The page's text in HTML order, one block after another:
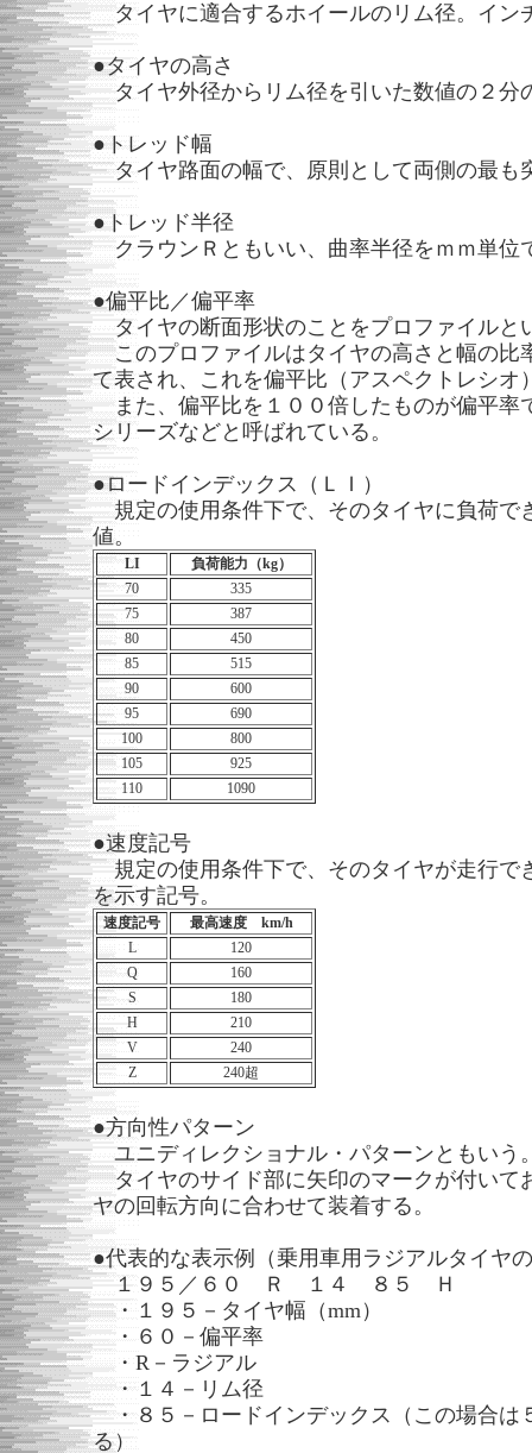
タイヤに適合するホイールのリム径。イン
●タイヤの高さ
タイヤ外径からリム径を引いた数値の２分
●トレッド幅
タイヤ路面の幅で、原則として両側の最も
●トレッド半径
クラウンＲともいい、曲率半径をｍｍ単位
●偏平比／偏平率
タイヤの断面形状のことをプロファイルと
このプロファイルはタイヤの高さと幅の比
て表され、これを偏平比（アスペクトレシオ
また、偏平比を１００倍したものが偏平率
シリーズなどと呼ばれている。
●ロードインデックス（ＬＩ）
規定の使用条件下で、そのタイヤに負荷で
値。
LI
負荷能力（kg）
70
335
75
387
80
450
85
515
90
600
95
690
100
800
105
925
110
1090
●速度記号
規定の使用条件下で、そのタイヤが走行で
を示す記号。
速度記号
最高速度 km/h
L
120
Q
160
S
180
H
210
V
240
Z
240超
●方向性パターン
ユニディレクショナル・パターンともいう
タイヤのサイド部に矢印のマークが付いて
ヤの回転方向に合わせて装着する。
●代表的な表示例（乗用車用ラジアルタイヤ
１９５／６０ Ｒ １４ ８５ Ｈ
・１９５－タイヤ幅（mm）
・６０－偏平率
・R－ラジアル
・１４－リム径
・８５－ロードインデックス（この場合は
る）